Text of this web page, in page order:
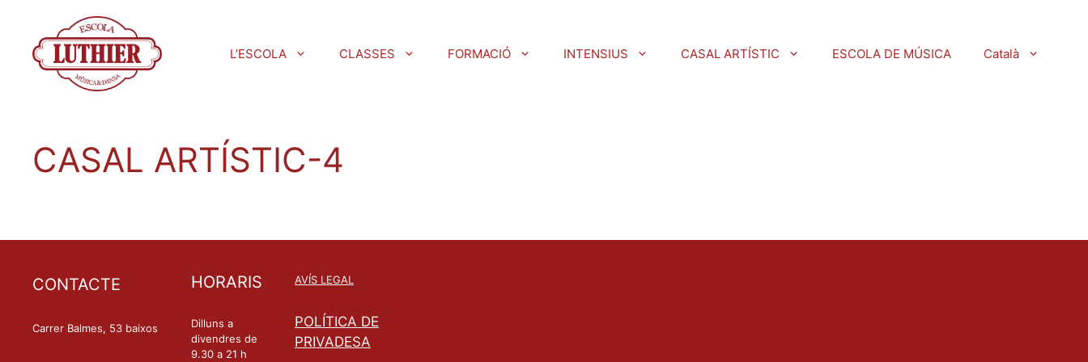
L’ESCOLA CLASSES FORMACIÓ INTENSIUS CASAL ARTÍSTIC ESCOLA DE MÚSICA Català
CASAL ARTÍSTIC-4
CONTACTE
Carrer Balmes, 53 baixos
HORARIS
Dilluns a
divendres de
9.30 a 21 h
AVÍS LEGAL
POLÍTICA DE
PRIVADESA